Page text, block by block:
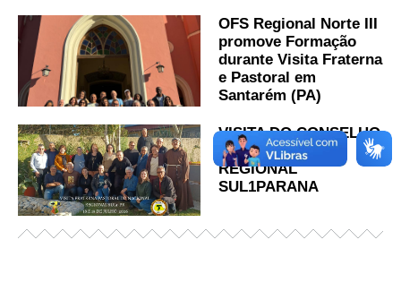
OFS Regional Norte III
promove Formação
durante Visita Fraterna
e Pastoral em
Santarém (PA)
VISITA DO CONSELHO
NACIONAL AO
REGIONAL
SUL1PARANA